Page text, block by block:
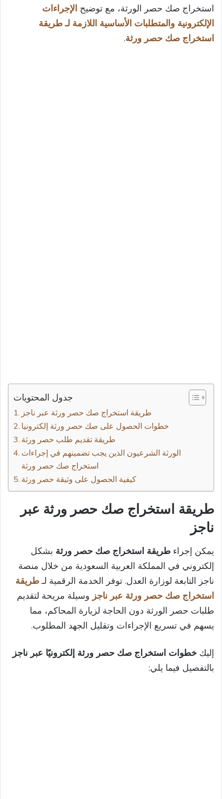
استخراج صك حصر الورثة، مع توضيح الإجراءات
الإلكترونية والمتطلبات الأساسية اللازمة لـ طريقة
استخراج صك حصر ورثة.
جدول المحتويات
طريقة استخراج صك حصر ورثة عبر ناجز
خطوات الحصول على صك حصر ورثة إلكترونيا
طريقة تقديم طلب حصر ورثة
الورثة الشرعيون الذين يجب تضمينهم في إجراءات
استخراج صك حصر ورثة
كيفية الحصول على وثيقة حصر ورثة
طريقة استخراج صك حصر ورثة عبر
ناجز
يمكن إجراء طريقة استخراج صك حصر ورثة بشكل
إلكتروني في المملكة العربية السعودية من خلال منصة
ناجز التابعة لوزارة العدل. توفر الخدمة الرقمية لـ طريقة
استخراج صك حصر ورثة عبر ناجز وسيلة مريحة لتقديم
طلبات حصر الورثة دون الحاجة لزيارة المحاكم، مما
يسهم في تسريع الإجراءات وتقليل الجهد المطلوب.
إليك خطوات استخراج صك حصر ورثة إلكترونيًا عبر ناجز
بالتفصيل فيما يلي: